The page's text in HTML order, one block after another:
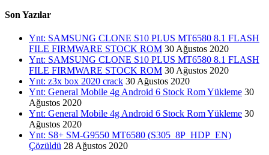
Son Yazılar
Ynt: SAMSUNG CLONE S10 PLUS MT6580 8.1 FLASH
FILE FIRMWARE STOCK ROM 30 Ağustos 2020
Ynt: SAMSUNG CLONE S10 PLUS MT6580 8.1 FLASH
FILE FIRMWARE STOCK ROM 30 Ağustos 2020
Ynt: z3x box 2020 crack 30 Ağustos 2020
Ynt: General Mobile 4g Android 6 Stock Rom Yükleme 30
Ağustos 2020
Ynt: General Mobile 4g Android 6 Stock Rom Yükleme 30
Ağustos 2020
Ynt: S8+ SM-G9550 MT6580 (S305_8P_HDP_EN)
Çözüldü 28 Ağustos 2020